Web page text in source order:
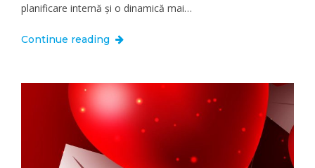
planificare internă și o dinamică mai…
Continue reading